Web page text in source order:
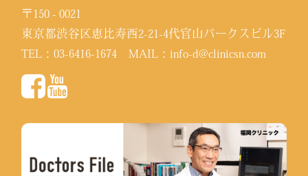
〒150 - 0021
東京都渋谷区恵比寿西2-21-4代官山パークスビル3F
TEL：03-6416-1674 MAIL：info-d@clinicsn.com